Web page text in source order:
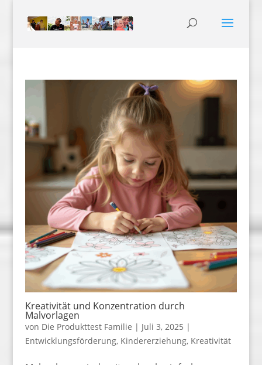
Kreativität und Konzentration durch
Malvorlagen
von Die Produkttest Familie | Juli 3, 2025 |
Entwicklungsförderung, Kindererziehung, Kreativität